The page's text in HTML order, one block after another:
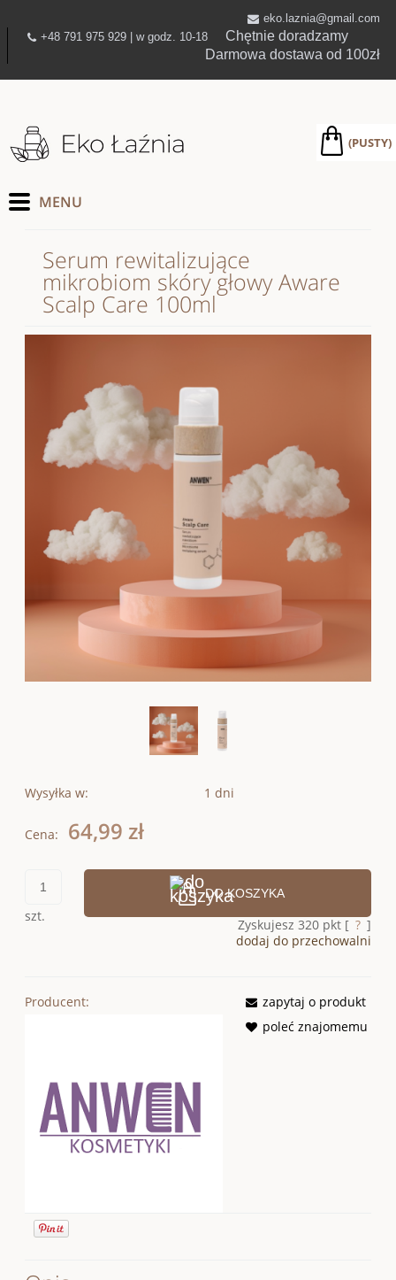
eko.laznia@gmail.com
+48 791 975 929 | w godz. 10-18 Chętnie doradzamy
Darmowa dostawa od 100zł
(PUSTY)
Serum rewitalizujące
mikrobiom skóry głowy Aware
Scalp Care 100ml
Wysyłka w: 1 dni
Cena: 64,99 zł
szt.
DO KOSZYKA
Zyskujesz 320pkt [ ? ]
dodaj do przechowalni
Producent:
zapytaj o produkt
poleć znajomemu